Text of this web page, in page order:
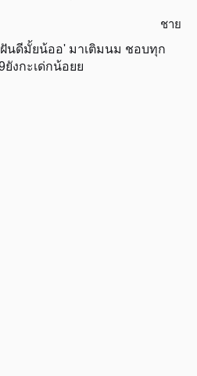
ชาย
นดีมั้ยน้ออ' มาเติมนม ชอบทุก
ยังกะเด่กน้อยย